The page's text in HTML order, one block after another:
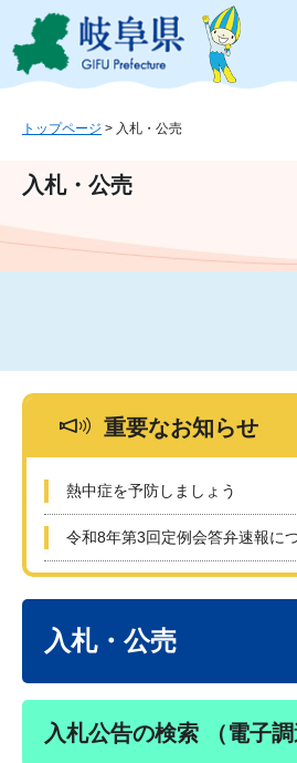
ジ
ュ
文
このページの本文
トップページ > 入札・公売
入札・公売
重要なお知らせ
熱中症を予防しましょう
令和8年第3回定例会答弁速報に
入札・公売
入札公告の検索 （電子調